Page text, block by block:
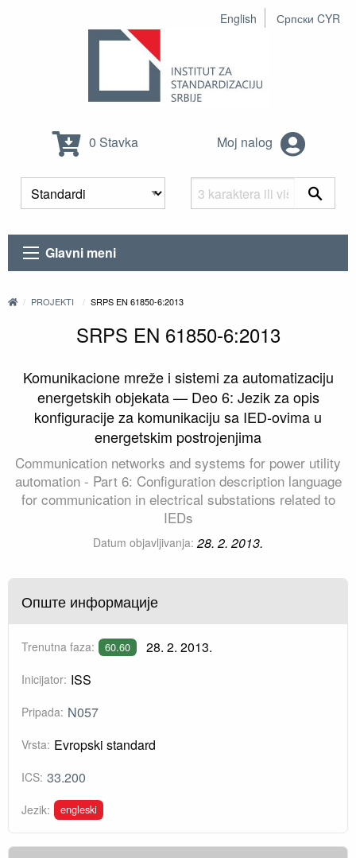
English Српски CYR
0 Stavka Moj nalog
Glavni meni
PROJEKTI SRPS EN 61850-6:2013
SRPS EN 61850-6:2013
Komunikacione mreže i sistemi za automatizaciju
energetskih objekata — Deo 6: Jezik za opis
konfiguracije za komunikaciju sa IED-ovima u
energetskim postrojenjima
Communication networks and systems for power utility
automation - Part 6: Configuration description language
for communication in electrical substations related to
IEDs
Datum objavljivanja: 28. 2. 2013.
Опште информације
Trenutna faza: 60.60 28. 2. 2013.
Inicijator: ISS
Pripada: N057
Vrsta: Evropski standard
ICS: 33.200
Jezik: engleski